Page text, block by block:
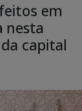
em
nesta
capital